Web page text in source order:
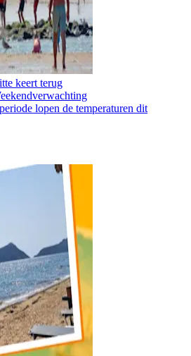
keert terug
lopen de temperaturen dit